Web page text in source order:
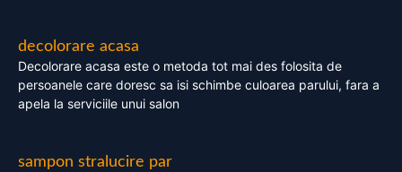
decolorare acasa
Decolorare acasa este o metoda tot mai des folosita de
persoanele care doresc sa isi schimbe culoarea parului, fara a
apela la serviciile unui salon
sampon stralucire par